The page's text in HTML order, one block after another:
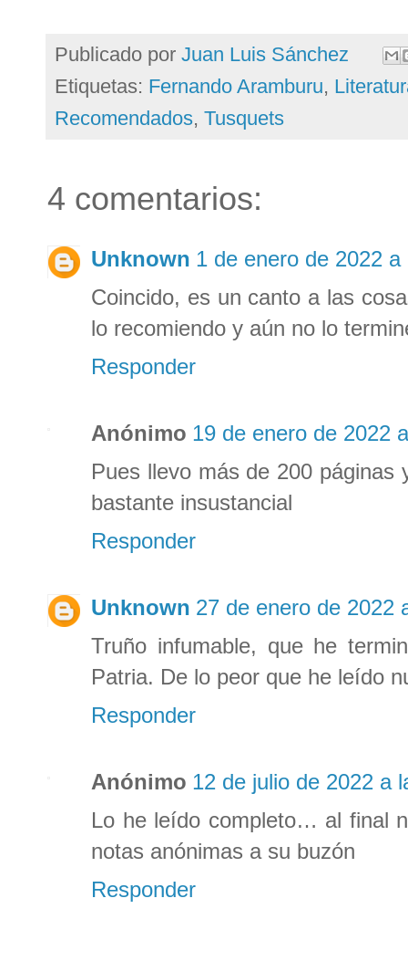
Publicado por Juan Luis Sánchez
Etiquetas: Fernando Aramburu,
Recomendados, Tusquets
4 comentarios:
Unknown 1 de enero de 2022 a
Coincido, es un canto a las
lo recomiendo y aún no lo
Responder
Anónimo 19 de enero de 2022
Pues llevo más de 200 páginas
bastante insustancial
Responder
Unknown 27 de enero de 2022
Truño infumable, que he
Patria. De lo peor que he leído
Responder
Anónimo 12 de julio de 2022 a
Lo he leído completo… al final
notas anónimas a su buzón
Responder